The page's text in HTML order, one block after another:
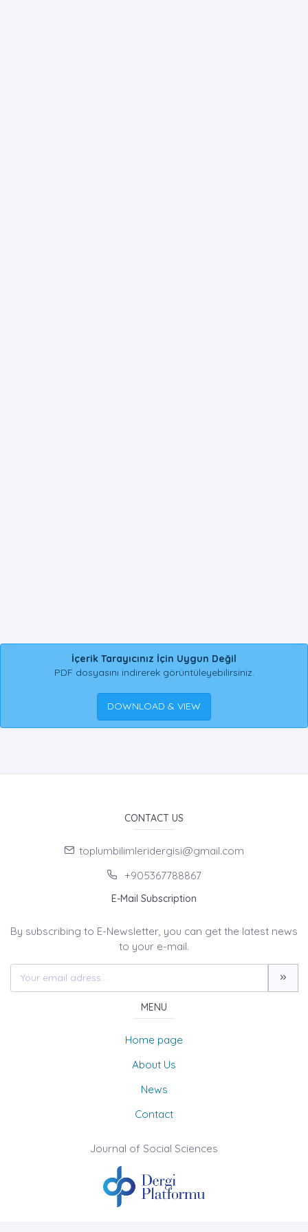
İçerik Tarayıcınız İçin Uygun Değil
PDF dosyasını indirerek görüntüleyebilirsiniz.
DOWNLOAD & VIEW
CONTACT US
toplumbilimleridergisi@gmail.com
+905367788867
E-Mail Subscription
By subscribing to E-Newsletter, you can get the latest news
to your e-mail.
MENU
Home page
About Us
News
Contact
Journal of Social Sciences